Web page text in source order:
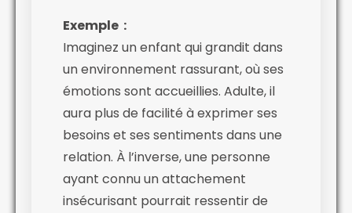
Exemple :
Imaginez un enfant qui grandit dans
un environnement rassurant, où ses
émotions sont accueillies. Adulte, il
aura plus de facilité à exprimer ses
besoins et ses sentiments dans une
relation. À l’inverse, une personne
ayant connu un attachement
insécurisant pourrait ressentir de